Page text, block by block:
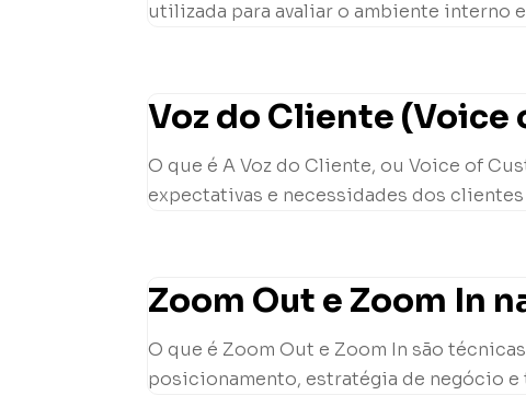
utilizada para avaliar o ambiente interno e
Voz do Cliente (Voice
O que é A Voz do Cliente, ou Voice of
expectativas e necessidades dos
Zoom Out e Zoom In
O que é Zoom Out e Zoom In são
posicionamento, estratégia de negócio e